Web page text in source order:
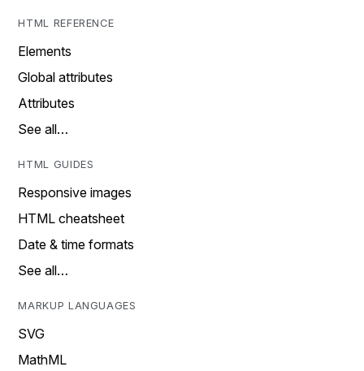
HTML REFERENCE
Elements
Global attributes
Attributes
See all…
HTML GUIDES
Responsive images
HTML cheatsheet
Date & time formats
See all…
MARKUP LANGUAGES
SVG
MathML